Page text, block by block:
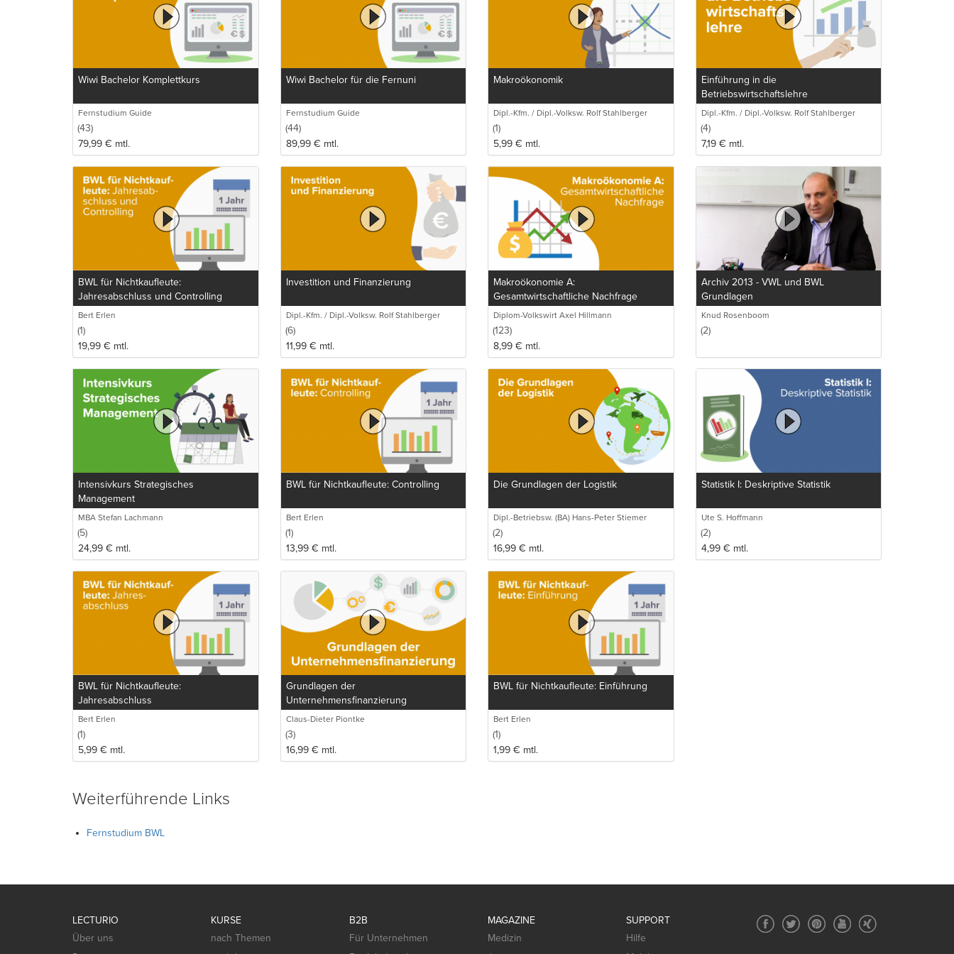
Wiwi Bachelor Komplettkurs
Fernstudium Guide
(43)
79,99 € mtl.
Wiwi Bachelor für die Fernuni
Fernstudium Guide
(44)
89,99 € mtl.
Makroökonomik
Dipl.-Kfm. / Dipl.-Volksw. Rolf Stahlberger
(1)
5,99 € mtl.
Einführung in die
Betriebswirtschaftslehre
Dipl.-Kfm. / Dipl.-Volksw. Rolf Stahlberger
(4)
7,19 € mtl.
BWL für Nichtkaufleute:
Jahresabschluss und Controlling
Bert Erlen
(1)
19,99 € mtl.
Investition und Finanzierung
Dipl.-Kfm. / Dipl.-Volksw. Rolf Stahlberger
(6)
11,99 € mtl.
Makroökonomie A:
Gesamtwirtschaftliche Nachfrage
Diplom-Volkswirt Axel Hillmann
(123)
8,99 € mtl.
Archiv 2013 - VWL und BWL
Grundlagen
Knud Rosenboom
(2)
Intensivkurs Strategisches
Management
MBA Stefan Lachmann
(5)
24,99 € mtl.
BWL für Nichtkaufleute: Controlling
Bert Erlen
(1)
13,99 € mtl.
Die Grundlagen der Logistik
Dipl.-Betriebsw. (BA) Hans-Peter Stiemer
(2)
16,99 € mtl.
Statistik I: Deskriptive Statistik
Ute S. Hoffmann
(2)
4,99 € mtl.
BWL für Nichtkaufleute:
Jahresabschluss
Bert Erlen
(1)
5,99 € mtl.
Grundlagen der
Unternehmensfinanzierung
Claus-Dieter Piontke
(3)
16,99 € mtl.
BWL für Nichtkaufleute: Einführung
Bert Erlen
(1)
1,99 € mtl.
Weiterführende Links
Fernstudium BWL
LECTURIO
Über uns
KURSE
nach Themen
B2B
Für Unternehmen
MAGAZINE
Medizin
SUPPORT
Hilfe